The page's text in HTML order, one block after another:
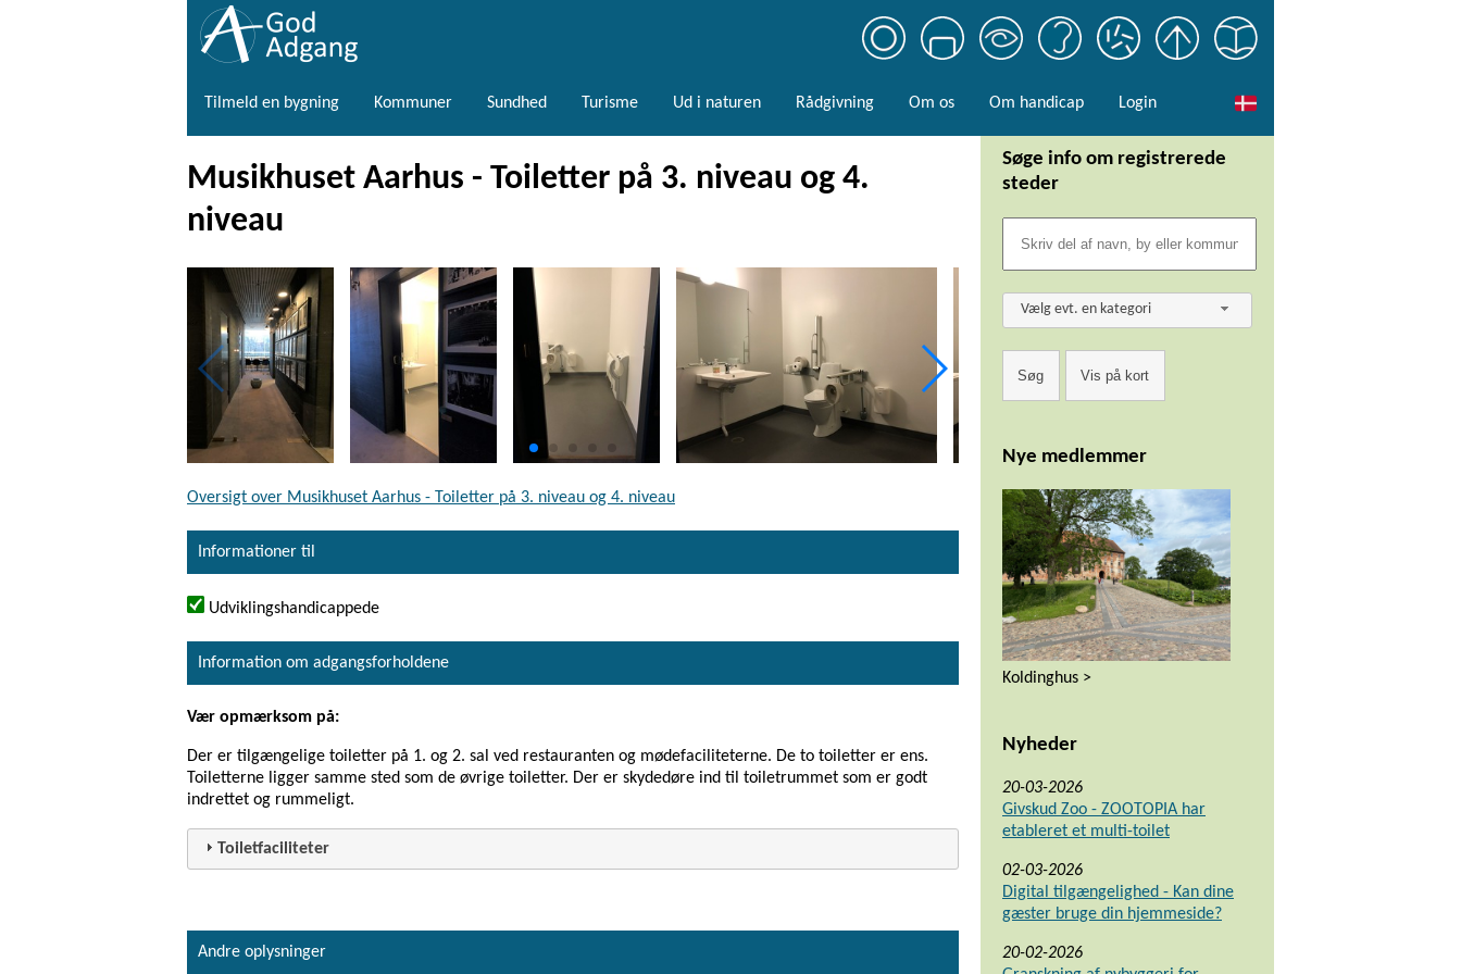
Tilmeld en bygning Kommuner Sundhed Turisme Ud i naturen Rådgivning Om os Om handicap Login
Musikhuset Aarhus - Toiletter på 3. niveau og 4.
niveau
Oversigt over Musikhuset Aarhus - Toiletter på 3. niveau og 4. niveau
Informationer til
Udviklingshandicappede
Information om adgangsforholdene
Vær opmærksom på:
Der er tilgængelige toiletter på 1. og 2. sal ved restauranten og mødefaciliteterne. De to toiletter er ens.
Toiletterne ligger samme sted som de øvrige toiletter. Der er skydedøre ind til toiletrummet som er godt
indrettet og rummeligt.
Toiletfaciliteter
Andre oplysninger
Søge info om registrerede
steder
Vælg evt. en kategori
Nye medlemmer
Koldinghus >
Nyheder
20-03-2026
Givskud Zoo - ZOOTOPIA har
etableret et multi-toilet
02-03-2026
Digital tilgængelighed - Kan dine
gæster bruge din hjemmeside?
20-02-2026